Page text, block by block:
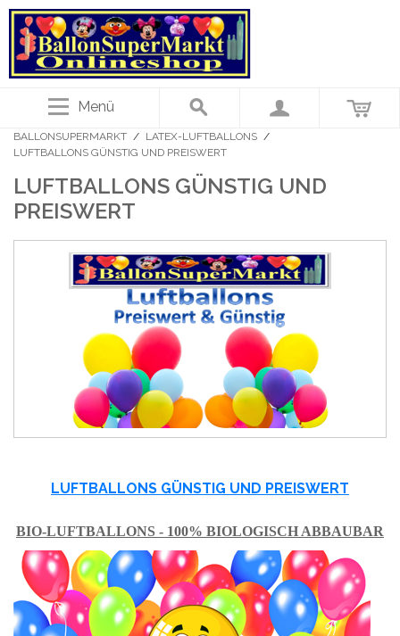
Menü
BALLONSUPERMARKT / LATEX-LUFTBALLONS /
LUFTBALLONS GÜNSTIG UND PREISWERT
LUFTBALLONS GÜNSTIG UND
PREISWERT
LUFTBALLONS GÜNSTIG UND PREISWERT
BIO-LUFTBALLONS - 100% BIOLOGISCH ABBAUBAR